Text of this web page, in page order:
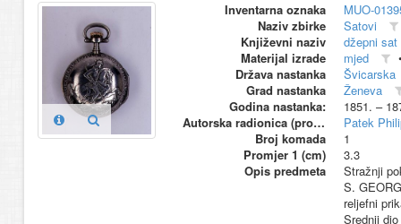
Inventarna oznaka
MUO-
Naziv zbirke
Satovi
Književni naziv
džepni sat
Materijal izrade
mjed
Država nastanka
Švicarska
Grad nastanka
Ženeva
Godina nastanka:
1851. –
Autorska radionica (proizvođač)
Patek
Broj komada
1
Promjer 1 (cm)
3.3
Opis predmeta
Stražnji
S.
reljefni
Srednji